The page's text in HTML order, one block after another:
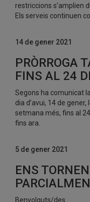
restriccions s’amplien
Els serveis continuen
14 de gener 2021
PRÒRROGA
FINS AL 24
Segons ha comunicat
dia d’avui, 14 de
setmana més, fins al
fins ara.
5 de gener 2021
ENS
Benvolguts/des